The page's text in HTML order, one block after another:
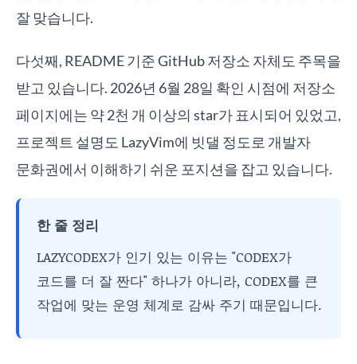
잘 맞습니다.
다섯째, README 기준 GitHub 저장소 자체도 주목을
받고 있습니다. 2026년 6월 28일 확인 시점에 저장소
페이지에는 약 2천 개 이상의 star가 표시되어 있었고,
프로젝트 설명도 LazyVim에 빗댈 정도로 개발자
문화권에서 이해하기 쉬운 포지션을 잡고 있습니다.
한 줄 정리
LAZYCODEX가 인기 있는 이유는 "CODEX가
코드를 더 잘 짠다" 하나가 아니라, CODEX를 큰
작업에 맞는 운영 체계로 감싸 주기 때문입니다.